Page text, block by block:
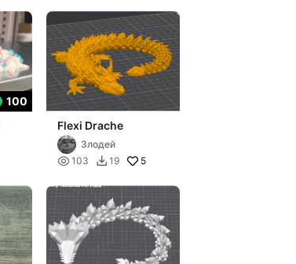
100
Flexi Drache
Злодей
 103  19 5